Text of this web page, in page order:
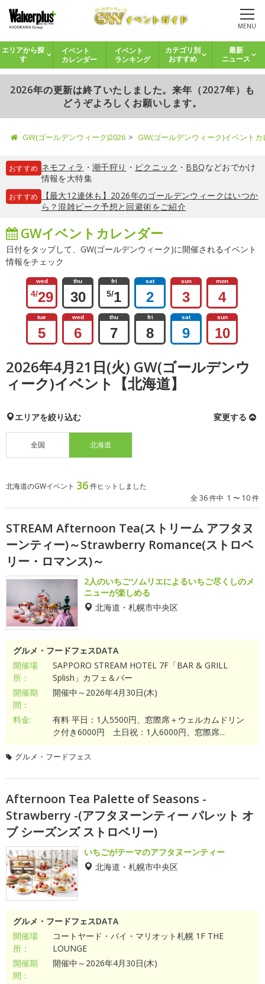
MENU
エリアから探
す
イベント
カレンダー
イベント
ランキング
カテゴリ別
おすすめ
最新
ニュース
2026年の更新は終了いたしました。来年（2027年）も
どうぞよろしくお願いします。
GW(ゴールデンウィーク)2026 GW(ゴールデンウィーク)イベント
おすすめ ネモフィラ ・ 潮干狩り ・ ピクニック ・ BBQなどおでかけ
情報を大特集
おすすめ
【最大12連休も】2026年のゴールデンウィークはいつか
ら？混雑ピーク予想と回避術をご紹介
GWイベントカレンダー
日付をタップして、GW(ゴールデンウィーク)に開催されるイベント
情報をチェック
wed
4/29
thu
30
fri
5/1
sat
2
sun
3
mon
4
tue
5
wed
6
thu
7
fri
8
sat
9
sun
10
2026年4月21日(火) GW(ゴールデンウ
ィーク)イベント【北海道】
エリアを絞り込む 変更する
全国 北海道
北海道のGWイベント 36件ヒットしました
全 36 件中 1 〜 10 件
STREAM Afternoon Tea(ストリーム アフタヌ
ーンティー)～Strawberry Romance(ストロベ
リー・ロマンス)～
2人のいちごソムリエによるいちご尽くしのメ
ニューが楽しめる
北海道・札幌市中央区
グルメ・フードフェスDATA
開催場
所：
SAPPORO STREAM HOTEL 7F「BAR & GRILL
Splish」カフェ＆バー
開催期
間：
開催中～2026年4月30日(木)
料金:
有料 平日：1人5500円、窓際席＋ウェルカムドリン
ク付き6000円 土日祝：1人6000円、窓際席...
グルメ・フードフェス
Afternoon Tea Palette of Seasons -
Strawberry -(アフタヌーンティー パレット オ
ブ シーズンズ ストロベリー)
いちごがテーマのアフタヌーンティー
北海道・札幌市中央区
グルメ・フードフェスDATA
開催場
所：
コートヤード・バイ・マリオット札幌 1F THE
LOUNGE
開催期
間：
開催中～2026年4月30日(木)